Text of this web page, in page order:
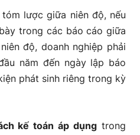
lược giữa niên độ, nếu
trong các báo cáo giữa
độ, doanh nghiệp phải
năm đến ngày lập báo
phát sinh riêng trong kỳ
kế toán áp dụng trong